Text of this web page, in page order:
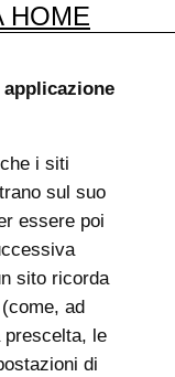
HOME
i siti
sul suo
essere poi
sito ricorda
ad
prescelta, le
di